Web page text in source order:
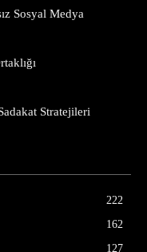
Sosyal Medya
Stratejileri
222
162
127